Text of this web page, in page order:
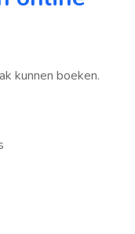
kunnen boeken.